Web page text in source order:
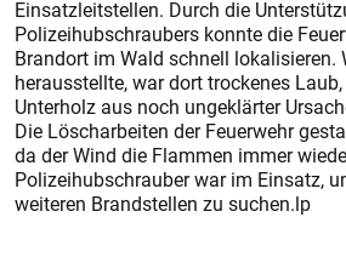
Einsatzleitstellen. Durch die
Polizeihubschraubers konnte die
Brandort im Wald schnell lokalisieren.
herausstellte, war dort trockenes
Unterholz aus noch ungeklärter
Die Löscharbeiten der Feuerwehr
da der Wind die Flammen immer
Polizeihubschrauber war im Einsatz,
weiteren Brandstellen zu suchen.lp